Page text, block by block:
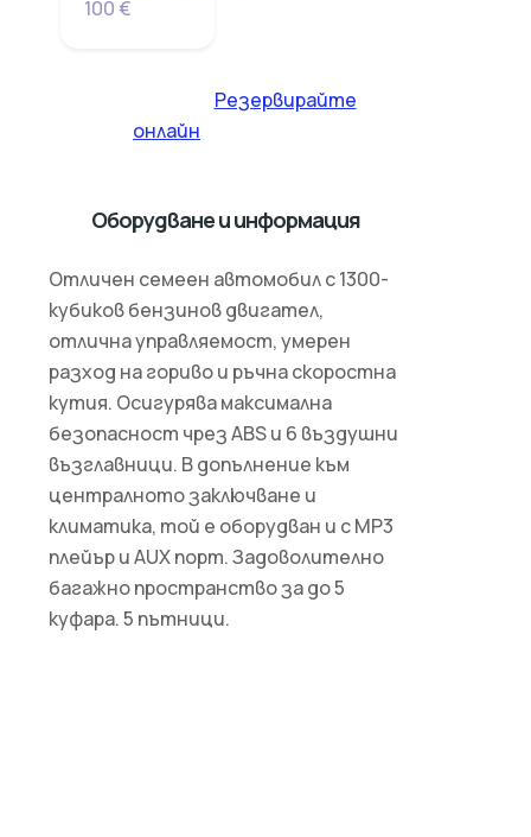
100 €
Резервирайте
онлайн
Оборудване и информация
Отличен семеен автомобил с 1300-
кубиков бензинов двигател,
отлична управляемост, умерен
разход на гориво и ръчна скоростна
кутия. Осигурява максимална
безопасност чрез ABS и 6 въздушни
възглавници. В допълнение към
централното заключване и
климатика, той е оборудван и с MP3
плейър и AUX порт. Задоволително
багажно пространство за до 5
куфара. 5 пътници.